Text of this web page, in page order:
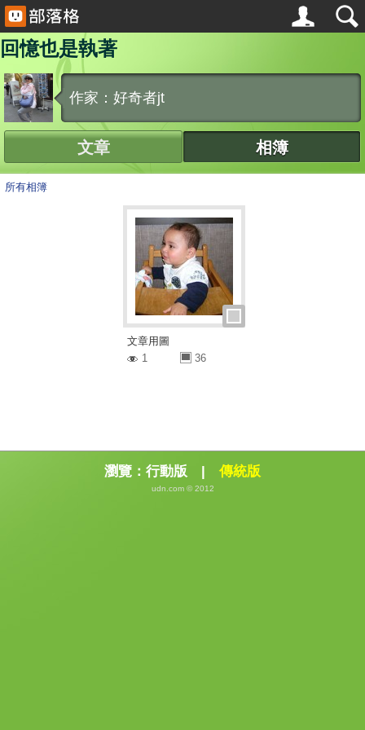
回憶也是執著
作家：好奇者jt
文章 相簿
所有相簿
文章用圖
1
36
瀏覽： 行動版 | 傳統版
udn.com © 2012